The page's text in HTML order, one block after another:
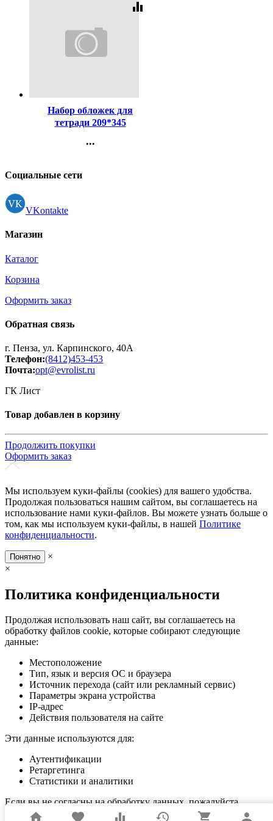
equalizer
Набор обложек для
тетради 209*345
в наборе арт Т50-10
...
Регистрация
Социальные сети
VKontakte
Магазин
Каталог
Корзина
Оформить заказ
Обратная связь
г. Пенза, ул. Карпинского, 40А
Телефон:(8412)453-453
Почта:opt@evrolist.ru
ГК Лист
Товар добавлен в корзину
Продолжить покупки
Оформить заказ
home favorite equalizer history shopping_cart person
Мы используем куки-файлы (cookies) для вашего удобства.
Продолжая пользоваться нашим сайтом, вы соглашаетесь на
использование нами куки-файлов. Вы можете узнать больше о
том, как мы используем куки-файлы, в нашей Политике
конфиденциальности.
Понятно
×
×
Политика конфиденциальности
Продолжая использовать наш сайт, вы соглашаетесь на
обработку файлов cookie, которые собирают следующие
данные:
Местоположение
Тип, язык и версия ОС и браузера
Источник перехода (сайт или рекламный сервис)
Параметры экрана устройства
IP-адрес
Действия пользователя на сайте
Эти данные используются для:
Аутентификации
Ретаргетинга
Статистики и аналитики
Если вы не согласны на обработку данных, пожалуйста,
покиньте сайт.